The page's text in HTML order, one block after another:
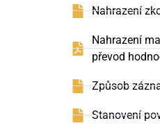
Nahrazení
Nahrazení
převod
Způsob
Stanovení